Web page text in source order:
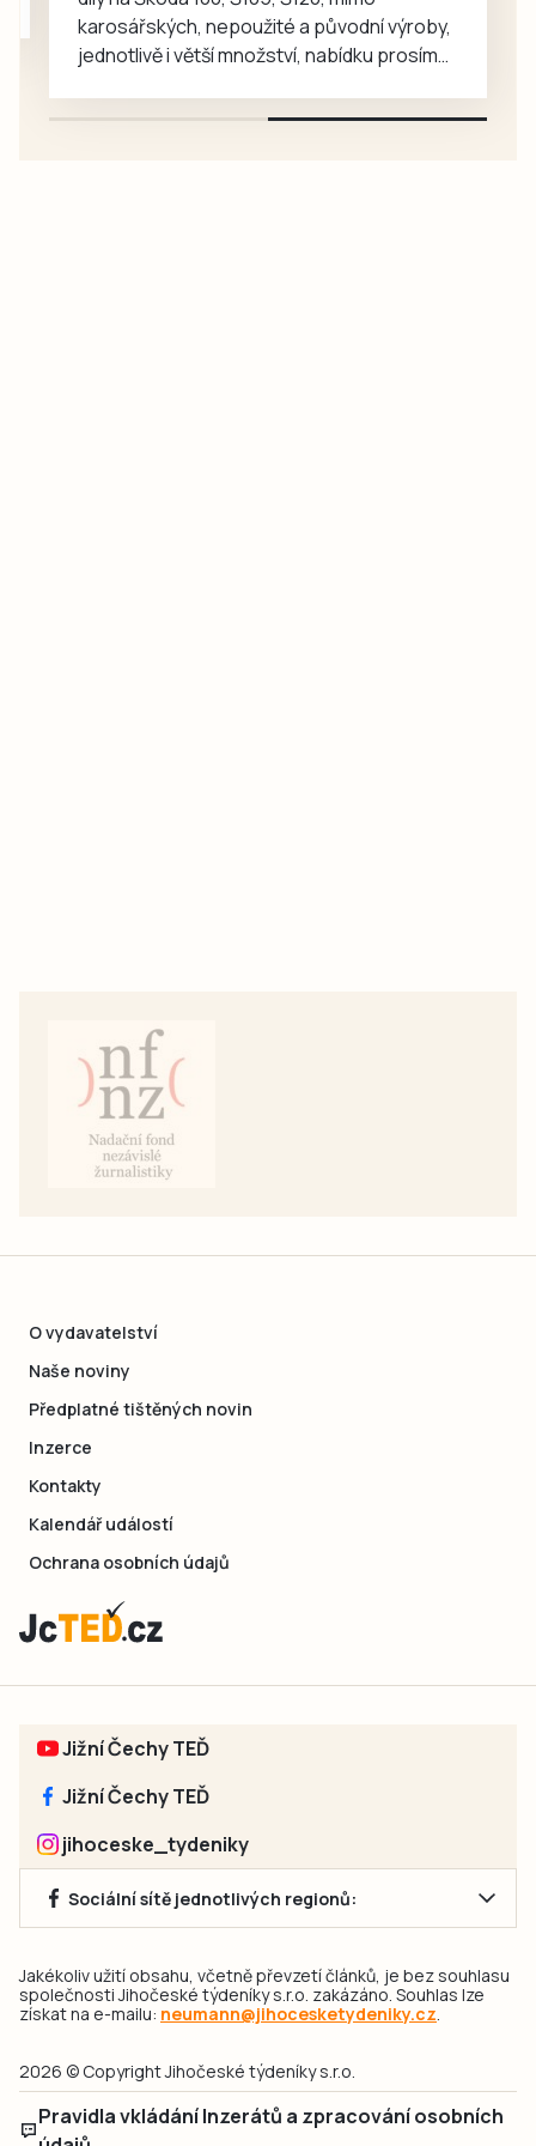
karosářských, nepoužité a původní výroby,
jednotlivě i větší množství, nabídku prosím
O vydavatelství
Naše noviny
Předplatné tištěných novin
Inzerce
Kontakty
Kalendář událostí
Ochrana osobních údajů
Jižní Čechy TEĎ
Jižní Čechy TEĎ
jihoceske_tydeniky
Sociální sítě jednotlivých regionů:
Jakékoliv užití obsahu, včetně převzetí článků, je bez souhlasu
společnosti Jihočeské týdeníky s.r.o. zakázáno. Souhlas lze
získat na e-mailu: neumann@jihocesketydeniky.cz.
2026 © Copyright Jihočeské týdeníky s.r.o.
Pravidla vkládání Inzerátů a zpracování osobních